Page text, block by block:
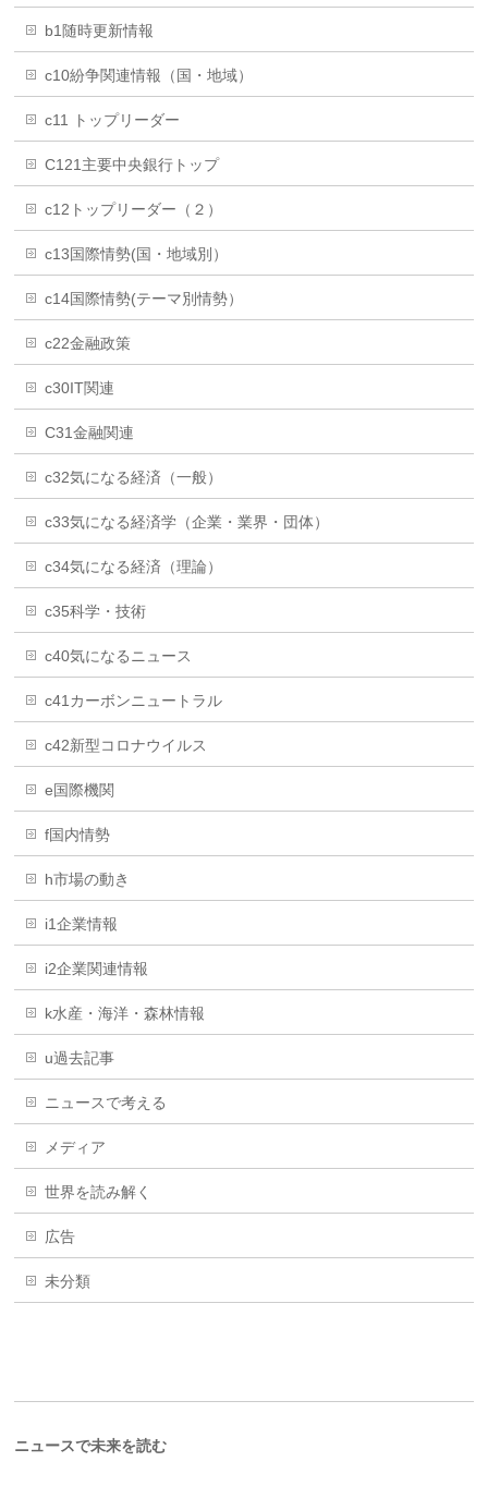
b1随時更新情報
c10紛争関連情報（国・地域）
c11 トップリーダー
C121主要中央銀行トップ
c12トップリーダー（２）
c13国際情勢(国・地域別）
c14国際情勢(テーマ別情勢）
c22金融政策
c30IT関連
C31金融関連
c32気になる経済（一般）
c33気になる経済学（企業・業界・団体）
c34気になる経済（理論）
c35科学・技術
c40気になるニュース
c41カーボンニュートラル
c42新型コロナウイルス
e国際機関
f国内情勢
h市場の動き
i1企業情報
i2企業関連情報
k水産・海洋・森林情報
u過去記事
ニュースで考える
メディア
世界を読み解く
広告
未分類
ニュースで未来を読む